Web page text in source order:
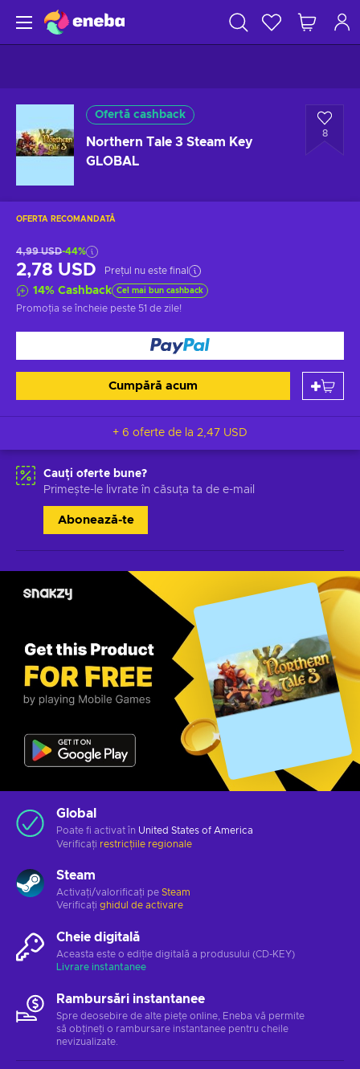
Ofertă cashback
Northern Tale 3 Steam Key
GLOBAL
8
OFERTA RECOMANDATĂ
4,99 USD-44%
2,78 USD Prețul nu este final
14% Cashback Cel mai bun cashback
Promoția se încheie peste 51 de zile!
Cumpără acum
+ 6 oferte de la 2,47 USD
Cauți oferte bune?
Primește-le livrate în căsuța ta de e-mail
Abonează-te
Global
Poate fi activat în United States of America
Verificați restricțiile regionale
Steam
Activați/valorificați pe Steam
Verificați ghidul de activare
Cheie digitală
Aceasta este o ediție digitală a produsului (CD-KEY)
Livrare instantanee
Rambursări instantanee
Spre deosebire de alte piețe online, Eneba vă permite
să obțineți o rambursare instantanee pentru cheile
nevizualizate.